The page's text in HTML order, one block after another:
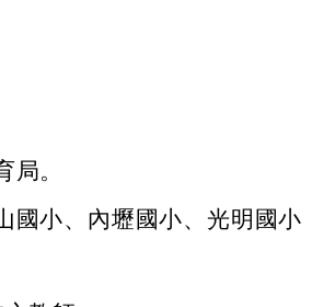
。
國小、內壢國小、光明國小